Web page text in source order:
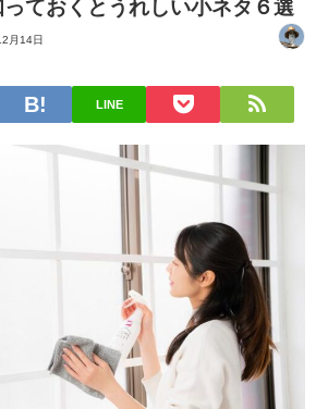
ておくとうれしい小ネタ６選
月14日
LINE